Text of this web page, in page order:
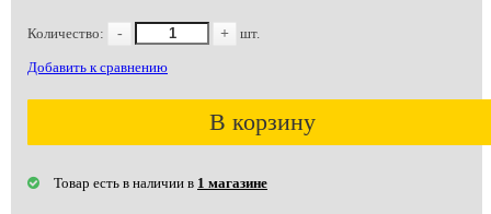
Количество: - + шт.
Добавить к сравнению
В корзину
Товар есть в наличии в 1 магазине